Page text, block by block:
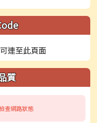
質
查網路狀態